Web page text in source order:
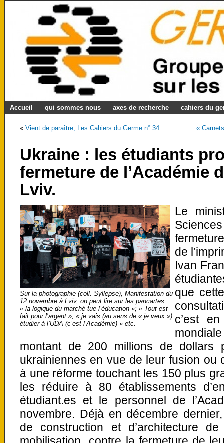
Accueil qui sommes nous axes de recherche cahiers du
« Vient de paraître, Les Cahiers du Germe n° 34 «
Ukraine : les étudiants
fermeture de l’Académie
Lviv.
Sur la photographie (coll. Syllepse), Manifestation du
12 novembre à Lviv, on peut lire sur les pancartes
« la logique du marché tue l’éducation »; « Tout est
fait pour l’argent », « je vais (au sens de « je veux »)
étudier à l’UDA (c’est l’Académie) » etc.
Le
de
Ivan
que
c’est
montant de 200 millions de dollars
ukrainiennes en vue de leur fusion ou
à une réforme touchant les 150 plus
les réduire à 80 établissements
étudiant.es et le personnel de
novembre. Déjà en décembre
de construction et d’architecture